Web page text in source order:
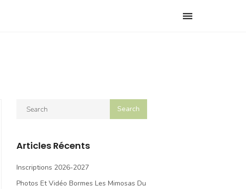
Toggle
Articles Récents
Inscriptions 2026-2027
Photos Et Vidéo Bormes Les Mimosas Du